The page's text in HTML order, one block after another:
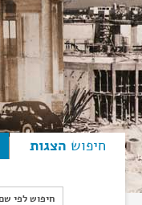
חיפוש הצגות
חיפוש לפי